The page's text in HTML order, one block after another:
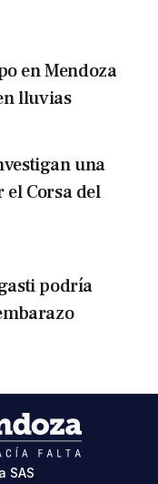
en Mendoza
lluvias
una
Corsa del
podría
SAS